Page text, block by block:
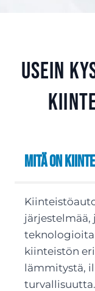
Usein
Mitä on
järjestelmää,
teknologioita
kiinteistön
lämmitystä,
turvallisuutta.